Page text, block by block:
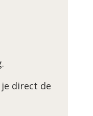
direct de